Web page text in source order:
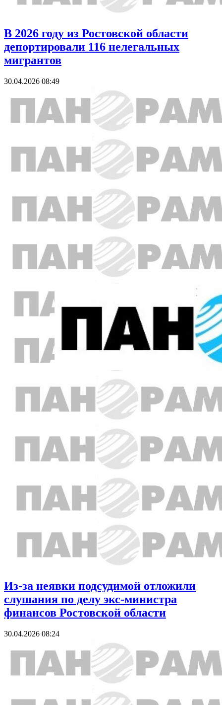
В 2026 году из Ростовской области
депортировали 116 нелегальных
мигрантов
30.04.2026 08:49
Из-за неявки подсудимой отложили
слушания по делу экс-министра
финансов Ростовской области
30.04.2026 08:24